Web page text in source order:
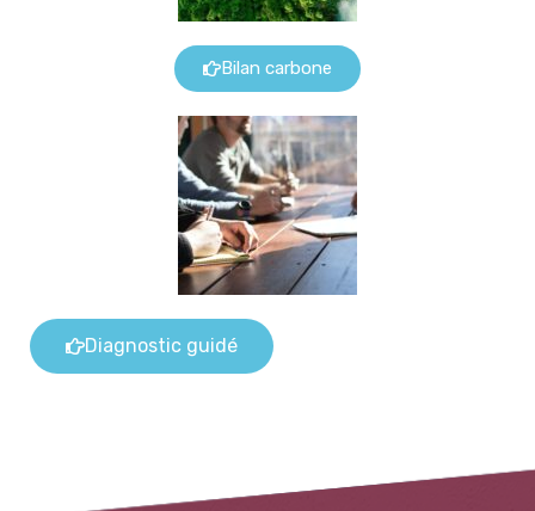
Bilan carbone
Diagnostic guidé